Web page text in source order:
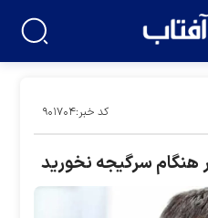
کد خبر:۹۰۱۷۰۴
هنگام سرگیجه نخورید